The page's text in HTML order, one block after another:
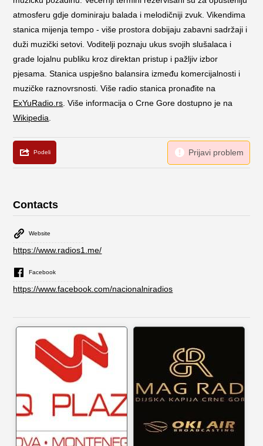
atmosferu gdje dominiraju balada i melodičniji zvuk. Vikendima
stanica mijenja tempo - više prostora dobijaju zabavni sadržaji i
duži muzički setovi. Voditelji poznaju ukus svojih slušalaca i
grade lojalnu publiku kroz direktan pristup i pažljiv izbor
pjesama. Stanica uspješno balansira između komercijalnosti i
muzičke raznovrsnosti. Više radio stanica pronađite na
ExYuRadio.rs . Više informacija o Crne Gore dostupno je na
Wikipedia
Contacts
Website
https://www.radios1.me/
Facebook
https://www.facebook.com/nacionalniradios